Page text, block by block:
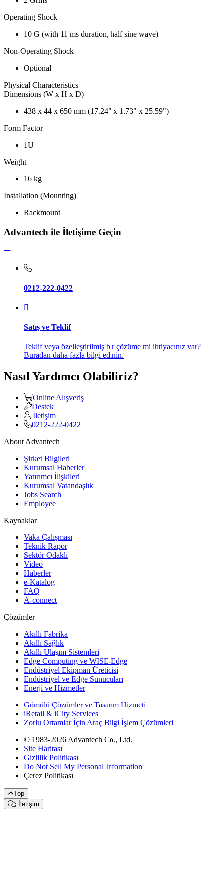
Operating Shock
10 G (with 11 ms duration, half sine wave)
Non-Operating Shock
Optional
Physical Characteristics
Dimensions (W x H x D)
438 x 44 x 650 mm (17.24" x 1.73" x 25.59")
Form Factor
1U
Weight
16 kg
Installation (Mounting)
Rackmount
Advantech ile İletişime Geçin
0212-222-0422
Satış ve Teklif
Teklif veya özelleştirilmiş bir çözüme mi ihtiyacınız var?
Buradan daha fazla bilgi edinin.
Nasıl Yardımcı Olabiliriz?
Online Alışveriş
Destek
İletişim
0212-222-0422
About Advantech
Şirket Bilgileri
Kurumsal Haberler
Yatırımcı İlişkileri
Kurumsal Vatandaşlık
Jobs Search
Employee
Kaynaklar
Vaka Çalışması
Teknik Rapor
Sektör Odaklı
Video
Haberler
e-Katalog
FAQ
A-connect
Çözümler
Akıllı Fabrika
Akıllı Sağlık
Akıllı Ulaşım Sistemleri
Edge Computing ve WISE-Edge
Endüstriyel Ekipman Üreticisi
Endüstriyel ve Edge Sunucuları
Enerji ve Hizmetler
Gömülü Çözümler ve Tasarım Hizmeti
iRetail & iCity Services
Zorlu Ortamlar İçin Araç Bilgi İşlem Çözümleri
© 1983-2026 Advantech Co., Ltd.
Site Haritası
Gizlilik Politikası
Do Not Sell My Personal Information
Çerez Politikası
Top
İletişim